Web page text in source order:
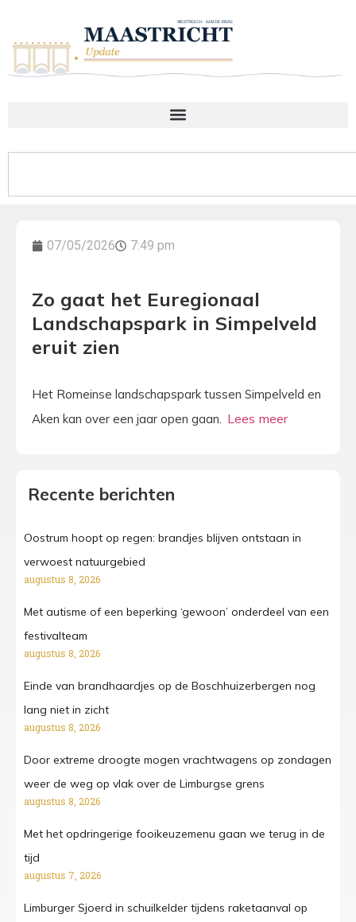
07/05/2026 7:49 pm
Zo gaat het Euregionaal
Landschapspark in Simpelveld
eruit zien
Het Romeinse landschapspark tussen Simpelveld en
Aken kan over een jaar open gaan.
Recente berichten
Oostrum hoopt op regen: brandjes blijven ontstaan in
verwoest natuurgebied
augustus 8, 2026
Met autisme of een beperking ‘gewoon’ onderdeel van een
festivalteam
augustus 8, 2026
Einde van brandhaardjes op de Boschhuizerbergen nog
lang niet in zicht
augustus 8, 2026
Door extreme droogte mogen vrachtwagens op zondagen
weer de weg op vlak over de Limburgse grens
augustus 8, 2026
Met het opdringerige fooikeuzemenu gaan we terug in de
tijd
augustus 7, 2026
Limburger Sjoerd in schuilkelder tijdens raketaanval op